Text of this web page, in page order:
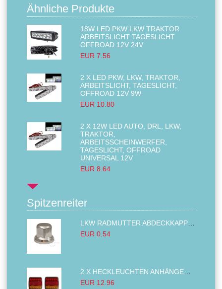
Ähnliche Produkte
18W LED PKW LKW TRAKTOR
ARBEITSLICHT TAGESLICHT
OFFROAD 12V 24V
EUR 7.56
2 X LED PKW, LKW, TRAKTOR,
ARBEITSLICHT, TAGESLICHT,
OFFROAD 12V 9W
EUR 10.80
2 X 12W LED AUTO, DRL, LKW,
TRAKTOR,
ARBEITSSCHEINWERFER,
TAGESLICHT, OFFROAD
UNIVERSAL 12V
EUR 8.64
Spitzenreiter
EUR 0.54
EUR 12.96